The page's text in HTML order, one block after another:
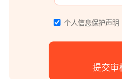
个人信息保护声明